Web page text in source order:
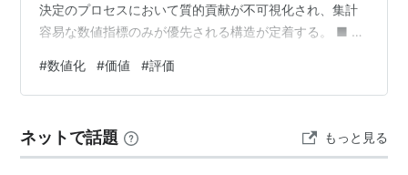
決定のプロセスにおいて質的貢献が不可視化され、集計
容易な数値指標のみが優先される構造が定着する。 ■ 背
への依存が高まる 客観性や説明責任の確保が優先され主
観や定性評価が排除されやすくなる 短期間で測定可能な
【構造】 評価体系の処理効率化と説明責任の強化 ↓ 客観
的に測定可能な指標への集約 ↓ 数値化困難な定性価値の
#数値化 #価値 #評価
ネットで話題 もっと見る